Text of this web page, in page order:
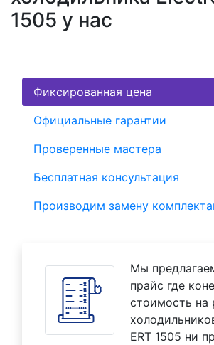
1505 у нас
Фиксированная цена
Официальные гарантии
Проверенные мастера
Бесплатная консультация
Производим замену
Мы
прайс где
стоимость на
ERT 1505 ни